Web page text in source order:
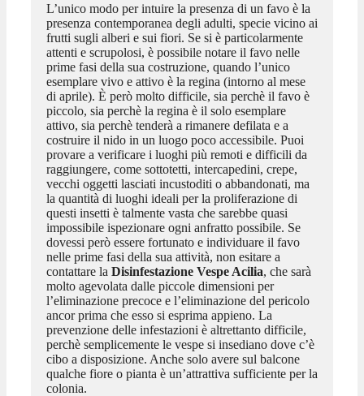
L’unico modo per intuire la presenza di un favo è la
presenza contemporanea degli adulti, specie vicino ai
frutti sugli alberi e sui fiori. Se si è particolarmente
attenti e scrupolosi, è possibile notare il favo nelle
prime fasi della sua costruzione, quando l’unico
esemplare vivo e attivo è la regina (intorno al mese
di aprile). È però molto difficile, sia perchè il favo è
piccolo, sia perchè la regina è il solo esemplare
attivo, sia perchè tenderà a rimanere defilata e a
costruire il nido in un luogo poco accessibile. Puoi
provare a verificare i luoghi più remoti e difficili da
raggiungere, come sottotetti, intercapedini, crepe,
vecchi oggetti lasciati incustoditi o abbandonati, ma
la quantità di luoghi ideali per la proliferazione di
questi insetti è talmente vasta che sarebbe quasi
impossibile ispezionare ogni anfratto possibile. Se
dovessi però essere fortunato e individuare il favo
nelle prime fasi della sua attività, non esitare a
contattare la Disinfestazione Vespe Acilia, che sarà
molto agevolata dalle piccole dimensioni per
l’eliminazione precoce e l’eliminazione del pericolo
ancor prima che esso si esprima appieno. La
prevenzione delle infestazioni è altrettanto difficile,
perchè semplicemente le vespe si insediano dove c’è
cibo a disposizione. Anche solo avere sul balcone
qualche fiore o pianta è un’attrattiva sufficiente per la
colonia.